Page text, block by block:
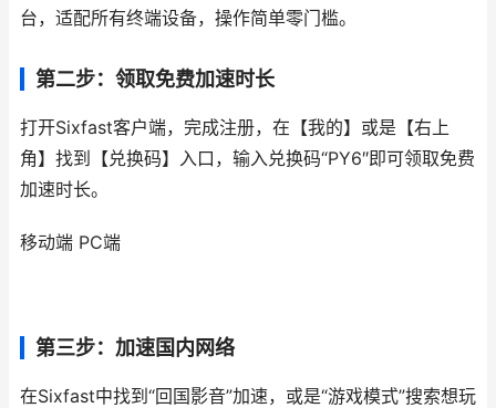
台，适配所有终端设备，操作简单零门槛。
第二步：领取免费加速时长
打开Sixfast客户端，完成注册，在【我的】或是【右上
角】找到【兑换码】入口，输入兑换码“PY6″即可领取免费
加速时长。
移动端 PC端
第三步：加速国内网络
在Sixfast中找到“回国影音”加速，或是“游戏模式”搜索想玩